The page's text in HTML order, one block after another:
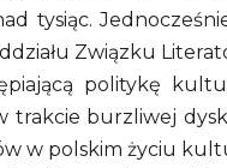
tysiąc.
Związku
politykę
trakcie burzliwej
w polskim życiu